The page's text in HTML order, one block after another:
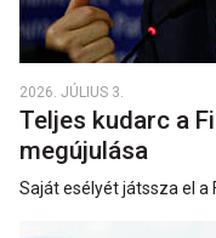
2026. JÚLIUS 3.
Teljes kudarc a
megújulása
Saját esélyét játssza el a